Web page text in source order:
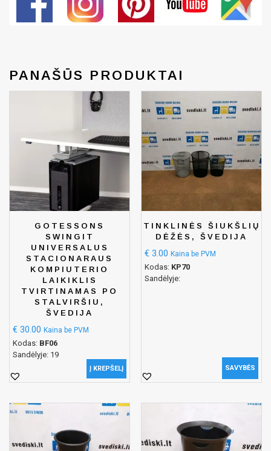
PANAŠŪS PRODUKTAI
GOTESSONS
SWINGIT
UNIVERSALUS
STACIONARAUS
KOMPIUTERIO
LAIKIKLIS
TVIRTINAMAS PO
STALVIRŠIU,
ŠVEDIJA
€ 30.00 Kaina be PVM
Kodas: BF06
Sandėlyje: 19
Į KREPŠELĮ
TINKLINĖS ŠIUKŠLIŲ
DĖŽĖS, ŠVEDIJA
€ 3.00 Kaina be PVM
Kodas: KP70
Sandėlyje:
SAVYBĖS